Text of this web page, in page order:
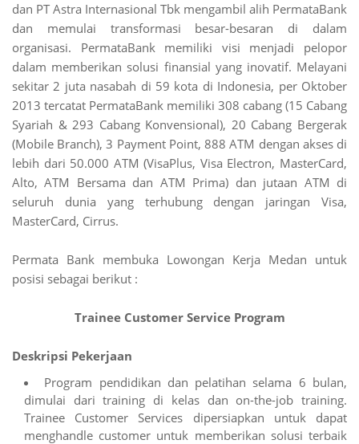
dan PT Astra Internasional Tbk mengambil alih PermataBank
dan memulai transformasi besar-besaran di dalam
organisasi. PermataBank memiliki visi menjadi pelopor
dalam memberikan solusi finansial yang inovatif. Melayani
sekitar 2 juta nasabah di 59 kota di Indonesia, per Oktober
2013 tercatat PermataBank memiliki 308 cabang (15 Cabang
Syariah & 293 Cabang Konvensional), 20 Cabang Bergerak
(Mobile Branch), 3 Payment Point, 888 ATM dengan akses di
lebih dari 50.000 ATM (VisaPlus, Visa Electron, MasterCard,
Alto, ATM Bersama dan ATM Prima) dan jutaan ATM di
seluruh dunia yang terhubung dengan jaringan Visa,
MasterCard, Cirrus.
Permata Bank membuka Lowongan Kerja Medan untuk
posisi sebagai berikut :
Trainee Customer Service Program
Deskripsi Pekerjaan
Program pendidikan dan pelatihan selama 6 bulan,
dimulai dari training di kelas dan on-the-job training.
Trainee Customer Services dipersiapkan untuk dapat
menghandle customer untuk memberikan solusi terbaik